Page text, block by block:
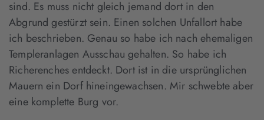
sind. Es muss nicht gleich jemand dort in den
Abgrund gestürzt sein. Einen solchen Unfallort habe
ich beschrieben. Genau so habe ich nach ehemaligen
Templeranlagen Ausschau gehalten. So habe ich
Richerenches entdeckt. Dort ist in die ursprünglichen
Mauern ein Dorf hineingewachsen. Mir schwebte aber
eine komplette Burg vor.